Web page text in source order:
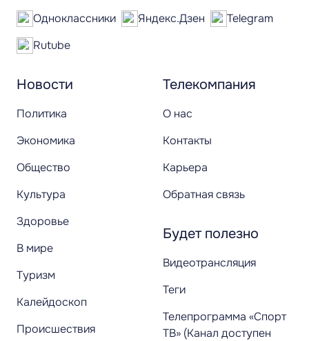
Новости
Политика
Экономика
Общество
Культура
Здоровье
В мире
Туризм
Калейдоскоп
Происшествия
Телекомпания
О нас
Контакты
Карьера
Обратная связь
Будет полезно
Видеотрансляция
Теги
Телепрограмма «Спорт
ТВ» (Канал доступен
Одноклассники
Яндекс.Дзен
Telegram
Rutube